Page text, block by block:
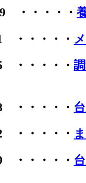
・・・・・
・・・・・
・・・・・
・・・・・
・・・・・
・・・・・